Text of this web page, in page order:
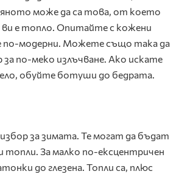
може да са това, от което
ви е топло. Опитайте с кожени
по-модерни. Можете също така да
за по-меко излъчване. Ако искате
обуйте ботуши до бедрата.
за зимата. Те могат да бъдат
топли. За малко по-ексцентричен
до глезена. Топли са, плюс